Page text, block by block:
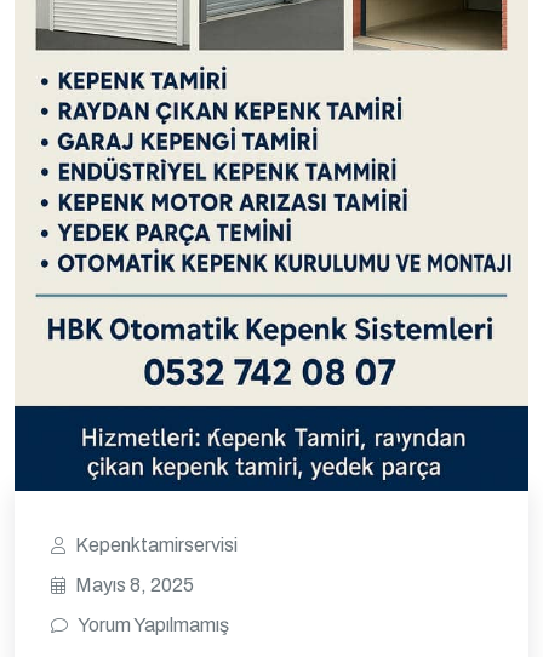
Kepenktamirservisi
Mayıs 8, 2025
Yorum Yapılmamış